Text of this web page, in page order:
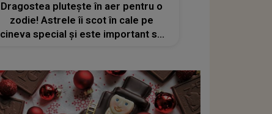
Dragostea plutește în aer pentru o
zodie! Astrele îi scot în cale pe
cineva special și este important să
de iubire care îi va schimba viața